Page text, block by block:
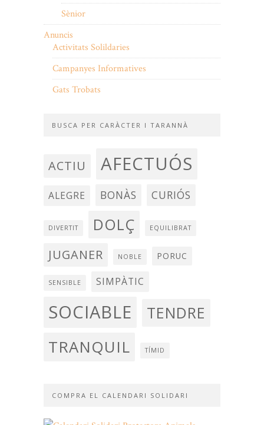
Sènior
Anuncis
Activitats Solildaries
Campanyes Informatives
Gats Trobats
BUSCA PER CARÀCTER I TARANNÀ
ACTIU AFECTUÓS
ALEGRE BONÀS CURIÓS
DIVERTIT DOLÇ EQUILIBRAT
JUGANER NOBLE PORUC
SENSIBLE SIMPÀTIC
SOCIABLE TENDRE
TRANQUIL TÍMID
COMPRA EL CALENDARI SOLIDARI